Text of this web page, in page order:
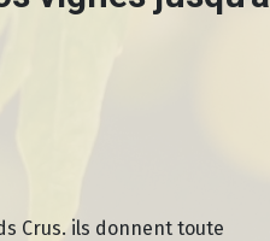
Crus. ils donnent toute